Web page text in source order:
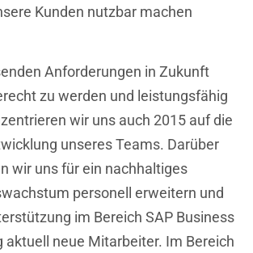
Kunden nutzbar machen
Anforderungen in Zukunft
zu werden und leistungsfähig
wir uns auch 2015 auf die
unseres Teams. Darüber
wir uns für ein nachhaltiges
personell erweitern und
im Bereich SAP Business
aktuell neue Mitarbeiter. Im Bereich